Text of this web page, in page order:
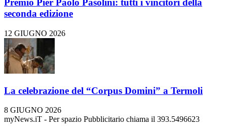
Premio Pier Paolo Pasolini: tutti i vincitori della
seconda edizione
12 GIUGNO 2026
La celebrazione del “Corpus Domini” a Termoli
8 GIUGNO 2026
myNews.iT - Per spazio Pubblicitario chiama il 393.5496623